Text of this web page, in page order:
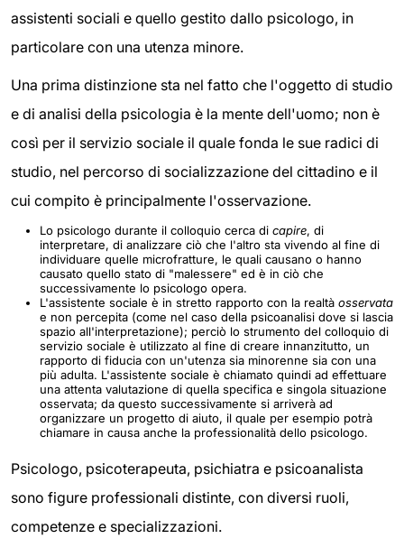
assistenti sociali e quello gestito dallo psicologo, in
particolare con una utenza minore.
Una prima distinzione sta nel fatto che l'oggetto di studio
e di analisi della psicologia è la mente dell'uomo; non è
così per il servizio sociale il quale fonda le sue radici di
studio, nel percorso di socializzazione del cittadino e il
cui compito è principalmente l'osservazione.
Lo psicologo durante il colloquio cerca di capire, di
interpretare, di analizzare ciò che l'altro sta vivendo al fine di
individuare quelle microfratture, le quali causano o hanno
causato quello stato di "malessere" ed è in ciò che
successivamente lo psicologo opera.
L'assistente sociale è in stretto rapporto con la realtà osservata
e non percepita (come nel caso della psicoanalisi dove si lascia
spazio all'interpretazione); perciò lo strumento del colloquio di
servizio sociale è utilizzato al fine di creare innanzitutto, un
rapporto di fiducia con un'utenza sia minorenne sia con una
più adulta. L'assistente sociale è chiamato quindi ad effettuare
una attenta valutazione di quella specifica e singola situazione
osservata; da questo successivamente si arriverà ad
organizzare un progetto di aiuto, il quale per esempio potrà
chiamare in causa anche la professionalità dello psicologo.
Psicologo, psicoterapeuta, psichiatra e psicoanalista
sono figure professionali distinte, con diversi ruoli,
competenze e specializzazioni.